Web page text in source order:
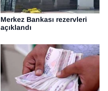
Merkez Bankası rezervleri
açıklandı